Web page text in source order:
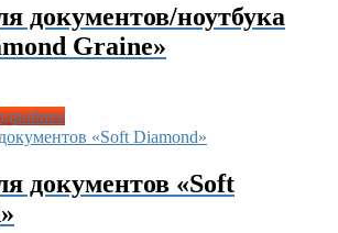
документов/ноутбука
Graine»
документов «Soft